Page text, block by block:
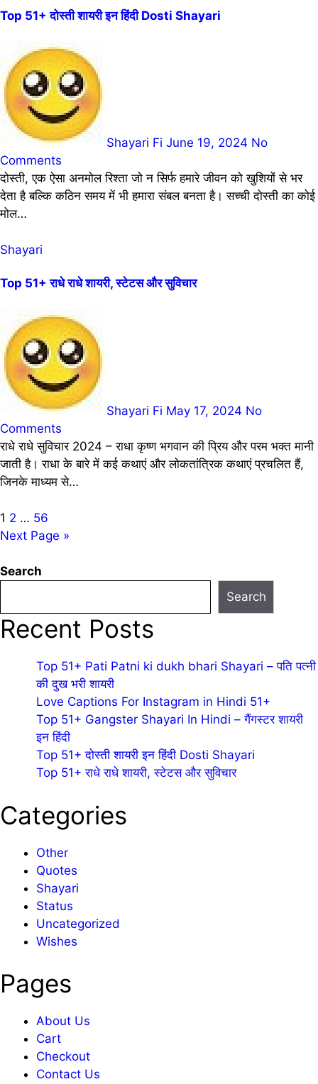
Top 51+ दोस्ती शायरी इन हिंदी Dosti Shayari
Shayari Fi June 19, 2024 No
Comments
दोस्ती, एक ऐसा अनमोल रिश्ता जो न सिर्फ हमारे जीवन को खुशियों से भर
देता है बल्कि कठिन समय में भी हमारा संबल बनता है। सच्ची दोस्ती का कोई
मोल…
Shayari
Top 51+ राधे राधे शायरी, स्टेटस और सुविचार
Shayari Fi May 17, 2024 No
Comments
राधे राधे सुविचार 2024 – राधा कृष्ण भगवान की प्रिय और परम भक्त मानी
जाती है। राधा के बारे में कई कथाएं और लोकतांत्रिक कथाएं प्रचलित हैं,
जिनके माध्यम से…
Posts
pagination
1 2 … 56
Next Page »
Search
Search
Recent Posts
Top 51+ Pati Patni ki dukh bhari Shayari – पति पत्नी
की दुख भरी शायरी
Love Captions For Instagram in Hindi 51+
Top 51+ Gangster Shayari In Hindi – गैंगस्टर शायरी
इन हिंदी
Top 51+ दोस्ती शायरी इन हिंदी Dosti Shayari
Top 51+ राधे राधे शायरी, स्टेटस और सुविचार
Categories
Other
Quotes
Shayari
Status
Uncategorized
Wishes
Pages
About Us
Cart
Checkout
Contact Us